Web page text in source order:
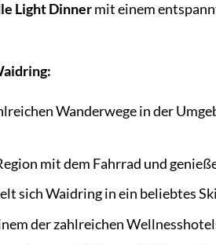
Light Dinnermit einem
Wanderwege in der
mit dem Fahrrad und
sich Waidring in ein beliebtes
der zahlreichen